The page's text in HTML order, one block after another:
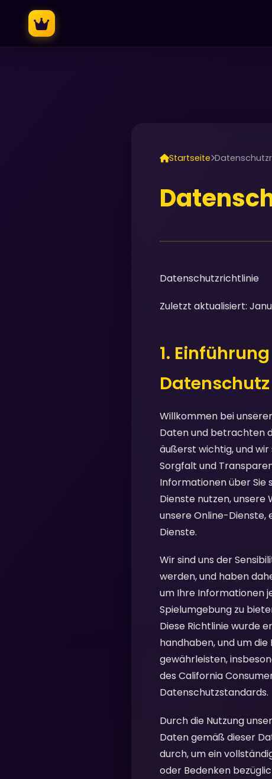
Startseite
Datenschutzrichtlinie
Zuletzt aktualisiert:
1.
Datenschutz
Willkommen bei
Daten und betrachten
äußerst wichtig, und
Sorgfalt und
Informationen über Sie
Dienste nutzen,
unsere Online-Dienste,
Dienste.
Wir sind uns der
werden, und haben
um Ihre Informationen
Spielumgebung zu
Diese Richtlinie wurde
handhaben, und um
gewährleisten,
des California
Datenschutzstandards.
Durch die Nutzung
Daten gemäß dieser
durch, um ein
oder Bedenken